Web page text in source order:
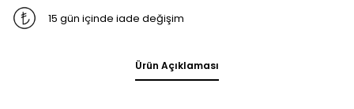
15 gün içinde iade değişim
Ürün Açıklaması